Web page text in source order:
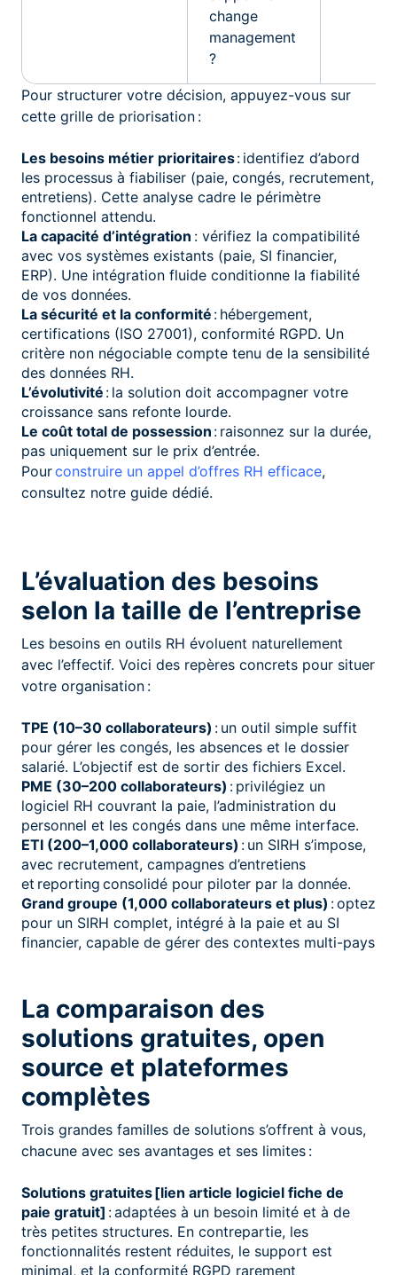
change
management
?
Pour structurer votre décision, appuyez-vous sur
cette grille de priorisation :
Les besoins métier prioritaires: identifiez d’abord
les processus à fiabiliser (paie, congés, recrutement,
entretiens). Cette analyse cadre le périmètre
fonctionnel attendu.
La capacité d’intégration : vérifiez la compatibilité
avec vos systèmes existants (paie, SI financier,
ERP). Une intégration fluide conditionne la fiabilité
de vos données.
La sécurité et la conformité : hébergement,
certifications (ISO 27001), conformité RGPD. Un
critère non négociable compte tenu de la sensibilité
des données RH.
L’évolutivité : la solution doit accompagner votre
croissance sans refonte lourde.
Le coût total de possession : raisonnez sur la durée,
pas uniquement sur le prix d’entrée.
Pourconstruire un appel d’offres RH efficace,
consultez notre guide dédié.
L’évaluation des besoins
selon la taille de l’entreprise
Les besoins en outils RH évoluent naturellement
avec l’effectif. Voici des repères concrets pour situer
votre organisation :
TPE (10–30 collaborateurs) : un outil simple suffit
pour gérer les congés, les absences et le dossier
salarié. L’objectif est de sortir des fichiers Excel.
PME (30–200 collaborateurs) : privilégiez un
logiciel RH couvrant la paie, l’administration du
personnel et les congés dans une même interface.
ETI (200–1,000 collaborateurs) : un SIRH s’impose,
avec recrutement, campagnes d’entretiens
et reporting consolidé pour piloter par la donnée.
Grand groupe (1,000 collaborateurs et plus) : optez
pour un SIRH complet, intégré à la paie et au SI
financier, capable de gérer des contextes multi-pays
La comparaison des
solutions gratuites, open
source et plateformes
complètes
Trois grandes familles de solutions s’offrent à vous,
chacune avec ses avantages et ses limites :
Solutions gratuites [lien article logiciel fiche de
paie gratuit] : adaptées à un besoin limité et à de
très petites structures. En contrepartie, les
fonctionnalités restent réduites, le support est
minimal, et la conformité RGPD rarement